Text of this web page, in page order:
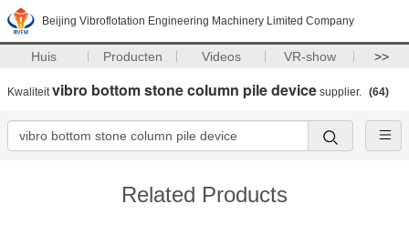
Beijing Vibroflotation Engineering Machinery Limited Company
Huis Producten Videos VR-show >>
Kwaliteitvibro bottom stone column pile device supplier. (64)
Related Products